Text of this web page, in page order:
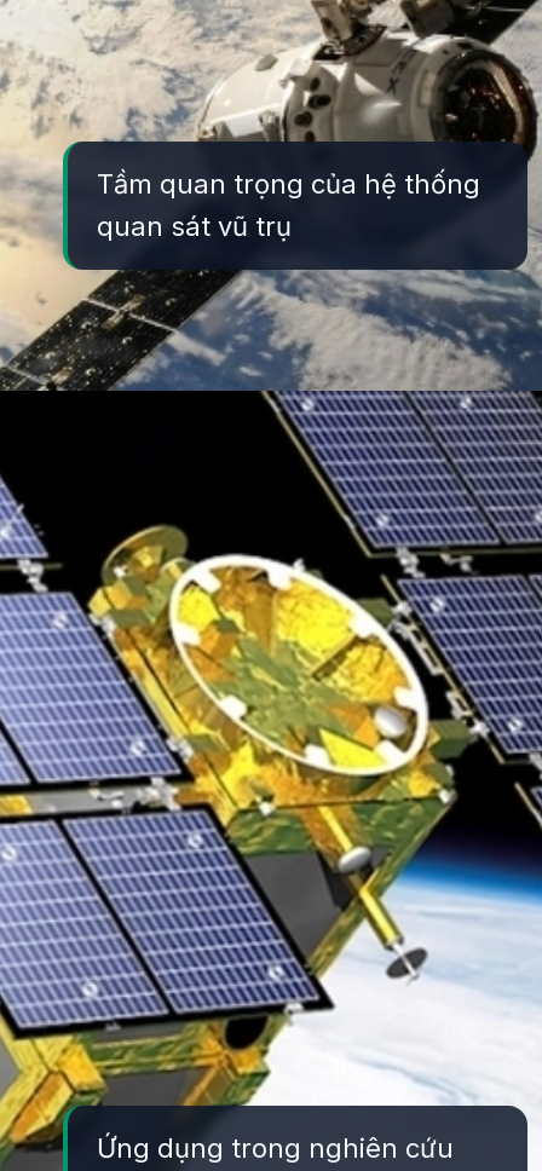
Tầm quan trọng của hệ thống
quan sát vũ trụ
https://yeukhoahoc.edu.vn/he-thong-quan-sat-vu-tru
Ứng dụng trong nghiên cứu